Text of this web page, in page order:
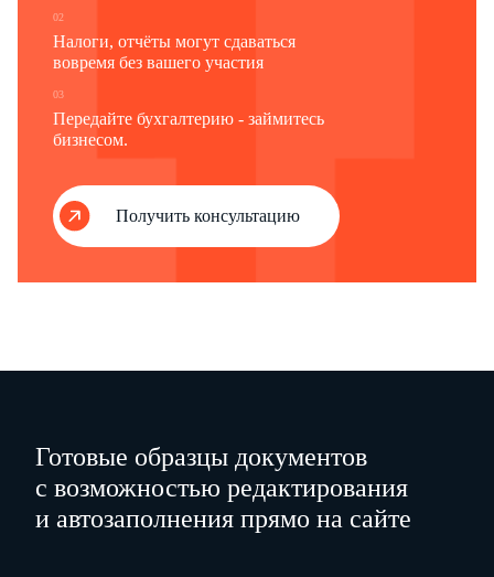
02
Налоги, отчёты могут сдаваться
вовремя без вашего участия
03
Передайте бухгалтерию - займитесь
бизнесом.
Получить консультацию
Готовые образцы документов
с возможностью редактирования
и автозаполнения прямо на сайте